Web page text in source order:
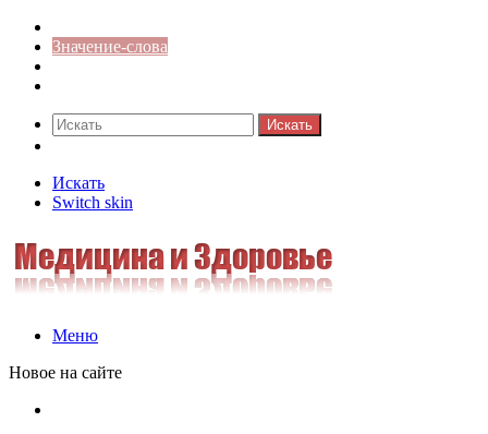
Значение-слова
Искать
Искать
Switch skin
Меню
Новое на сайте